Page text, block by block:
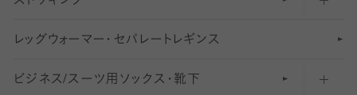
アンクル・ショートソックス（くるぶし上）
クルーソックス（ふくらはぎ下）
41〜60デニールタイツ
61〜80デニールタイツ
無地レギンス
レギンスパンツ（レギパン）
伝線しにくいストッキング
ショートストッキング
レッ グ ウォー マー ・ セパレー ト レ ギンス
ビジネス/スーツ用 ソックス・靴下